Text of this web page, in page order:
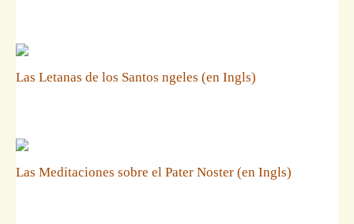
Las Letanas de los Santos ngeles (en Ingls)
Las Meditaciones sobre el Pater Noster (en Ingls)